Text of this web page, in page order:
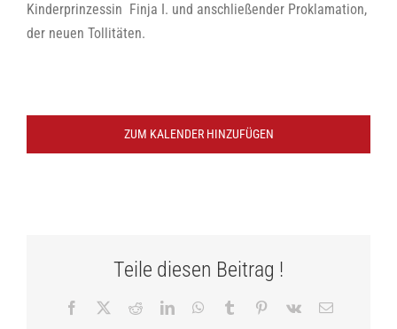
Kinderprinzessin Finja I. und anschließender Proklamation,
der neuen Tollitäten.
ZUM KALENDER HINZUFÜGEN
Teile diesen Beitrag !
Facebook RedditLinkedInWhatsApp
Tumblr Pinterest
Vk
E-